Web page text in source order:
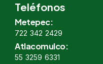
Teléfonos
Metepec:
722 342 2429
Atlacomulco:
55 3259 6331